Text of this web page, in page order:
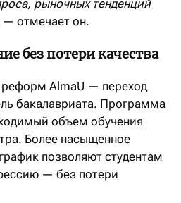
рыночных тенденций
— отмечает он.
без потери качества
реформ AlmaU — переход
бакалавриата. Программа
объем обучения
Более насыщенное
позволяют студентам
— без потери